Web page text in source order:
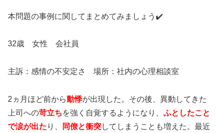
本問題の事例に関してまとめてみましょう✔️
32歳 女性 会社員
主訴：感情の不安定さ 場所：社内の心理相談室
2ヵ月ほど前から動悸が出現した。その後、異動してきた
上司への苛立ちを強く自覚するようになり、 ふとしたこと
で涙が出た り、 同僚と衝突してしまうことも増えた。最近